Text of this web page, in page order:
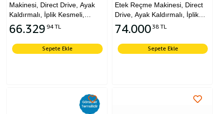
Makinesi, Direct Drive, Ayak
Kaldırmalı, İplik Kesmeli,
Kafadan Motorlu, Tabla ve
Tekerlekli Ayak
66.329 94 TL
Sepete Ekle
Etek Reçme Makinesi, Direct
Drive, Ayak Kaldırmalı, İplik
Kesmeli, Kafadan Motorlu,
Tabla ve Tekerlekli Ayak
74.00038 TL
Sepete Ekle